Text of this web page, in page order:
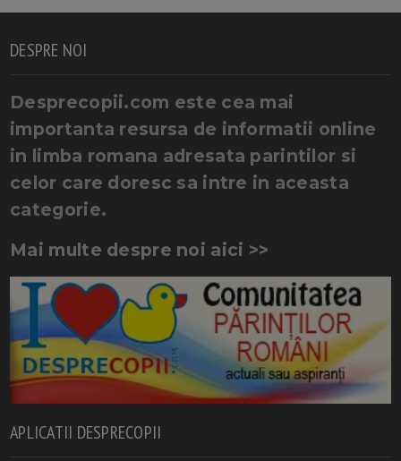
DESPRE NOI
Desprecopii.com este cea mai
importanta resursa de informatii online
in limba romana adresata parintilor si
celor care doresc sa intre in aceasta
categorie.
Mai multe despre noi aici >>
APLICATII DESPRECOPII